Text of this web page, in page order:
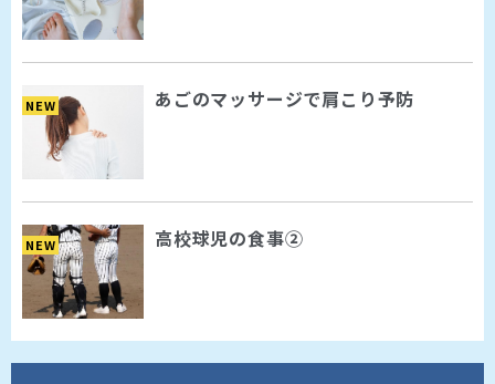
NEW あごのマッサージで肩こり予防
NEW 高校球児の食事②